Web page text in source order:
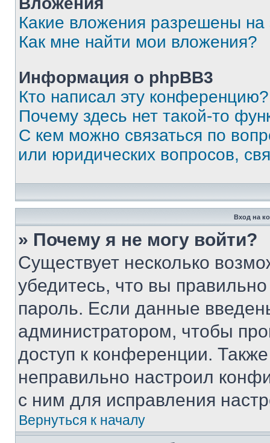
Какие вложения разрешены
Как мне найти мои вложения?
Информация о phpBB3
Кто написал эту конференцию?
Почему здесь нет такой-то
С кем можно связаться по
или юридических вопросов,
Вход на
» Почему я не могу войти?
Существует несколько
убедитесь, что вы
пароль. Если данные
администратором, чтобы
доступ к конференции.
неправильно настроил
с ним для исправления
Вернуться к началу